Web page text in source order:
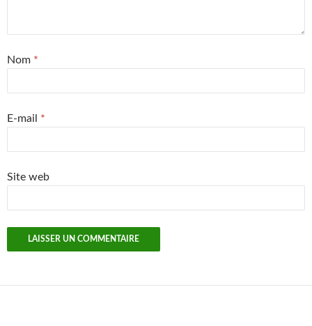
Nom *
E-mail *
Site web